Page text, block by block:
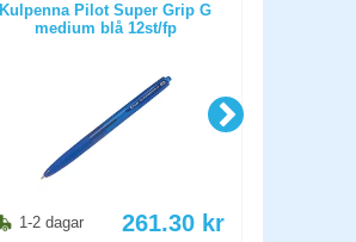
Kulpenna Pilot Super Grip G
medium blå 12st/fp
1-2 dagar 261.30 kr